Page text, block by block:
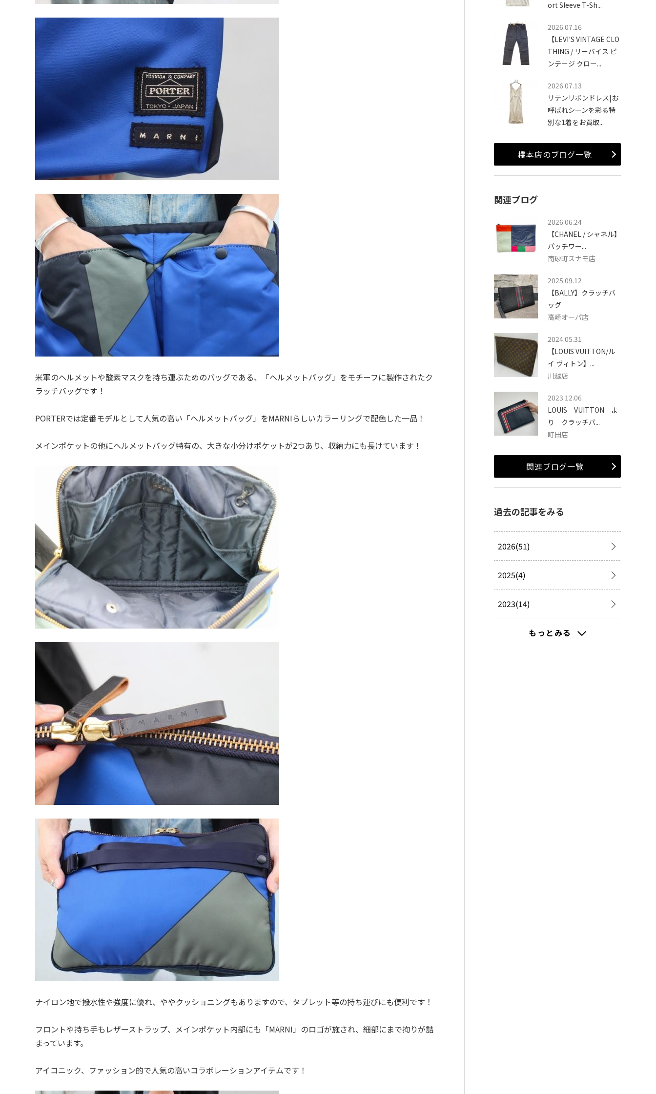
米軍のヘルメットや酸素マスクを持ち運ぶためのバッグである、「ヘルメットバッグ」をモチーフに製作されたク
ラッチバッグです！
PORTERでは定番モデルとして人気の高い「ヘルメットバッグ」をMARNIらしいカラーリングで配色した一品！
メインポケットの他にヘルメットバッグ特有の、大きな小分けポケットが2つあり、収納力にも長けています！
ナイロン地で撥水性や強度に優れ、ややクッショニングもありますので、タブレット等の持ち運びにも便利です！
フロントや持ち手もレザーストラップ、メインポケット内部にも「MARNI」のロゴが施され、細部にまで拘りが詰
まっています。
アイコニック、ファッション的で人気の高いコラボレーションアイテムです！
ort Sleeve T-Sh...
2026.07.16
【LEVI'S VINTAGE CLO
THING / リーバイス ビ
ンテージ クロー...
2026.07.13
サテンリボンドレス|お
呼ばれシーンを彩る特
別な1着をお買取...
橋本店のブログ一覧
関連ブログ
2026.06.24
【CHANEL / シャネル】
パッチワー...
南砂町スナモ店
2025.09.12
【BALLY】クラッチバ
ッグ
高崎オーパ店
2024.05.31
【LOUIS VUITTON/ル
イ ヴィトン】...
川越店
2023.12.06
LOUIS VUITTON よ
り クラッチバ...
町田店
関連ブログ一覧
過去の記事をみる
2026(51)
2025(4)
2023(14)
2022(43)もっとみる